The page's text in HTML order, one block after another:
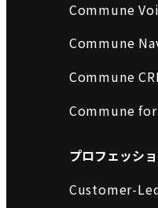
Commune
Commune
Commune
Commune
プロフェッシ
Customer-